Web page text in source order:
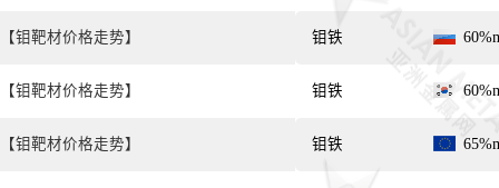
【钼靶材价格走势】
【钼靶材价格走势】
【钼靶材价格走势】
钼铁
钼铁
钼铁